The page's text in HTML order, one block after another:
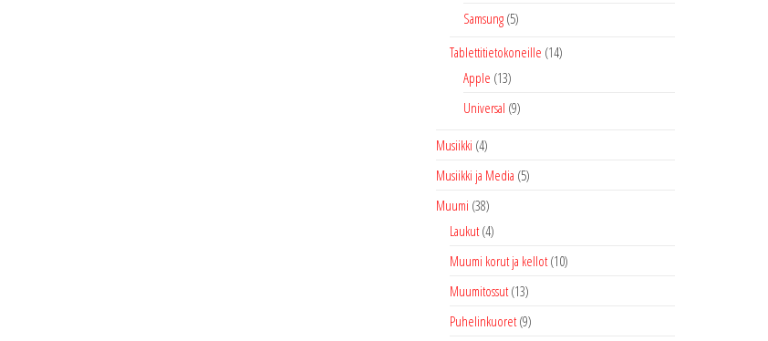
Samsung (5)
Tablettitietokoneille (14)
Apple (13)
Universal (9)
Musiikki (4)
Musiikki ja Media (5)
Muumi (38)
Laukut (4)
Muumi korut ja kellot (10)
Muumitossut (13)
Puhelinkuoret (9)